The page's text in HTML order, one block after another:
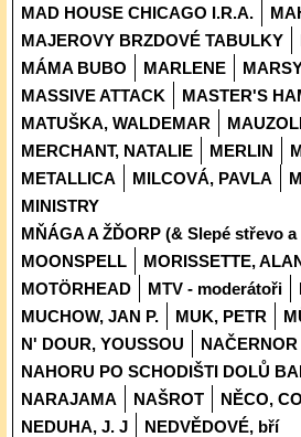
MAD HOUSE CHICAGO I.R.A.
MAJEROVY BRZDOVÉ TABULKY
MÁMA BUBO
MARLENE
MASSIVE ATTACK
MASTER'S
MATUŠKA, WALDEMAR
MERCHANT, NATALIE
MERLIN
METALLICA
MILCOVÁ, PAVLA
MINISTRY
MŇÁGA A ŽĎORP (& Slepé střevo
MOONSPELL
MORISSETTE,
MOTÖRHEAD
MTV - moderátoři
MUCHOW, JAN P.
MUK, PETR
N' DOUR, YOUSSOU
NAČERNOR
NAHORU PO SCHODIŠTI DOLŮ
NARAJAMA
NAŠROT
NĚCO,
NEDUHA, J. J
NEDVĚDOVÉ, bří